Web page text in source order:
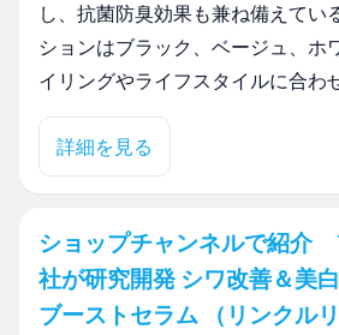
し、抗菌防臭効果も兼ね備えてい
ションはブラック、ベージュ、ホ
イリングやライフスタイルに合わ
詳細を見る
ショップチャンネルで紹介
社が研究開発 シワ改善＆美
ブーストセラム （リンクル